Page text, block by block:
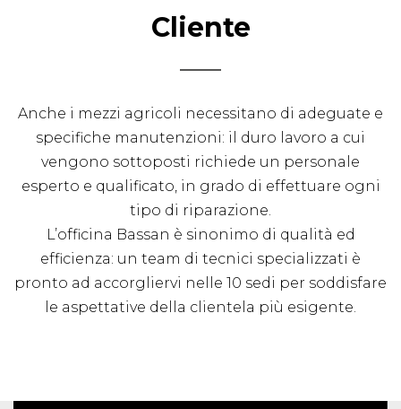
SERVIZI
+
NEWS
CONTATTI
Cliente
Anche i mezzi agricoli necessitano di adeguate e
specifiche manutenzioni: il duro lavoro a cui
vengono sottoposti richiede un personale
esperto e qualificato, in grado di effettuare ogni
tipo di riparazione.
L’officina Bassan è sinonimo di qualità ed
efficienza: un team di tecnici specializzati è
pronto ad accorgliervi nelle 10 sedi per soddisfare
le aspettative della clientela più esigente.